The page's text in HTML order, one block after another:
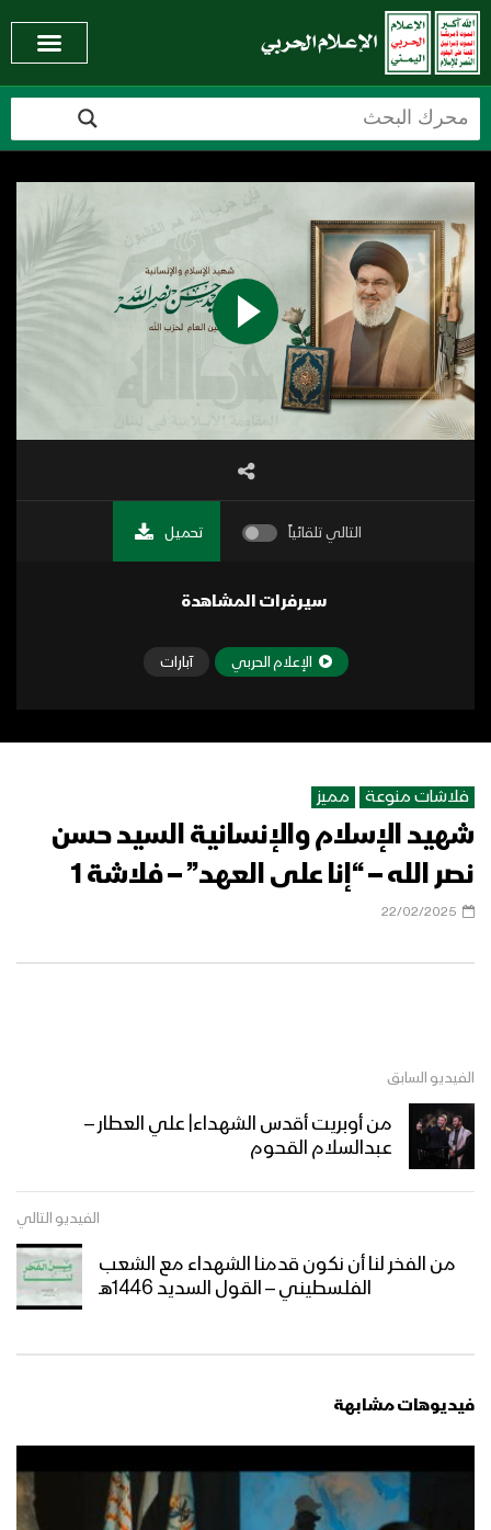
التالي تلقائياً تحميل
سيرفرات المشاهدة
الإعلام الحربي آبارات
فلاشات منوعة مميز
شهيد الإسلام والإنسانية السيد حسن
نصر الله – “إنا على العهد” – فلاشة 1
22/02/2025
الفيديو السابق
من أوبريت أقدس الشهداء| علي العطار –
عبدالسلام القحوم
الفيديو التالي
من الفخر لنا أن نكون قدمنا الشهداء مع الشعب
الفلسطيني – القول السديد 1446هـ
فيديوهات مشابهة